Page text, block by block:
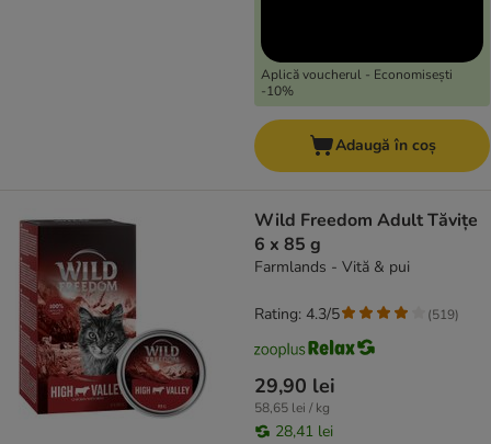
Aplică voucherul - Economisești
-10%
Adaugă în coș
Wild Freedom Adult Tăvițe
6 x 85 g
Farmlands - Vită & pui
29,90 lei
58,65 lei / kg
28,41 lei
Rating: 4.3/5 (519)